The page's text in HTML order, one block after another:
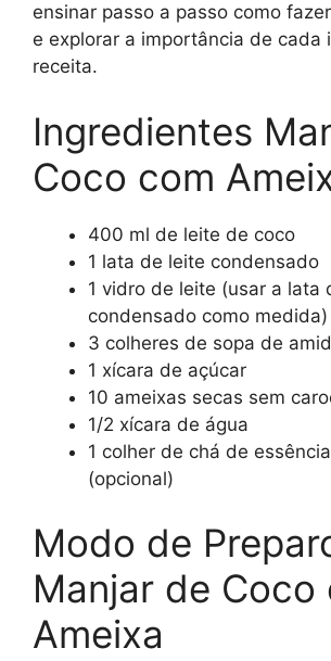
ensinar passo a passo como
e explorar a importância de cada
receita.
Ingredientes
Coco com
400 ml de leite de coco
1 lata de leite condensado
1 vidro de leite (usar a lata
condensado como medida)
3 colheres de sopa de
1 xícara de açúcar
10 ameixas secas sem
1/2 xícara de água
1 colher de chá de
(opcional)
Modo de
Manjar de Coco
Ameixa